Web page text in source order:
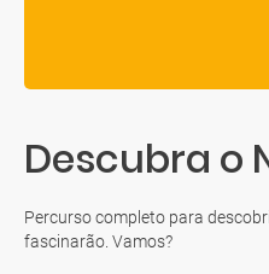
Descubra o
Percurso completo para
fascinarão. Vamos?